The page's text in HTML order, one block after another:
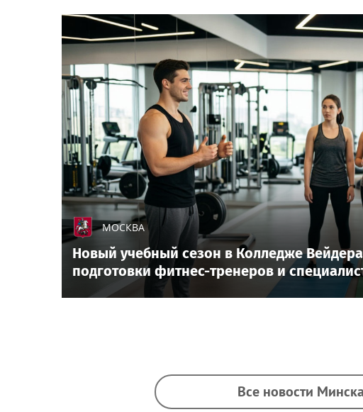
МОСКВА
Новый учебный сезон в Колледже
подготовки фитнес-тренеров и
Все новости